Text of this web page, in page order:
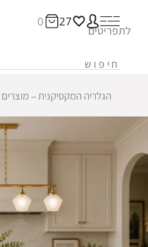
27
0
לתפריטים
הגלריה המקסיקנית ‒מוצרים